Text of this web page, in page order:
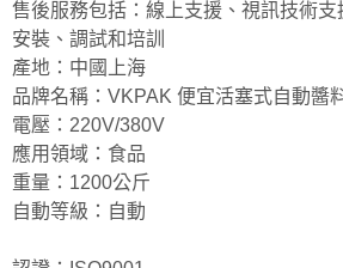
售後服務包括：線上支援、視訊技術
安裝、調試和培訓
產地：中國上海
品牌名稱：VKPAK 便宜活塞式自動醬
電壓：220V/380V
應用領域：食品
重量：1200公斤
自動等級：自動